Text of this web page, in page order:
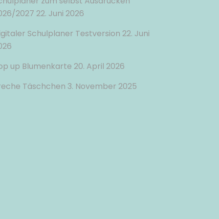
2027 22. Juni 2026
Schulplaner Testversion 22. Juni
up Blumenkarte 20. April 2026
Täschchen 3. November 2025